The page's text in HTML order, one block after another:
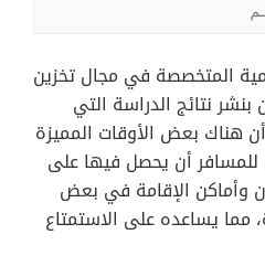
المتخصصة في مجال تخزين
نتائج الدراسة التي
هناك بعض الأوقات المميزة
للمسافر أن يحصل فيها على
وأماكن الإقامة في بعض
مما يساعده على الاستمتاع